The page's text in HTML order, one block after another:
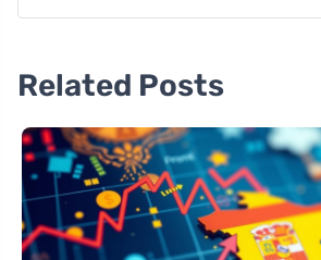
Related Posts